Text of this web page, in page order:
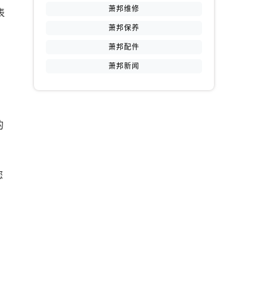
萧邦维修
萧邦保养
萧邦配件
萧邦新闻